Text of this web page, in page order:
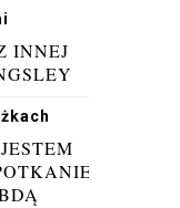
INNEJ